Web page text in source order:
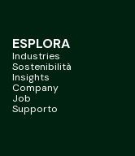
ESPLORA
Industries
Sostenibilità
Insights
Company
Job
Supporto